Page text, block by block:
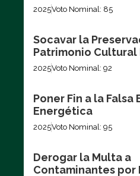
2025Voto Nominal: 85
Socavar la
Patrimonio Cultural
2025Voto Nominal: 92
Poner Fin a la Falsa
Energética
2025Voto Nominal: 95
Derogar la Multa a
Contaminantes por